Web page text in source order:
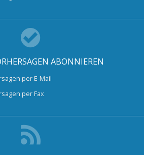
ABONNIEREN
per E-Mail
per Fax